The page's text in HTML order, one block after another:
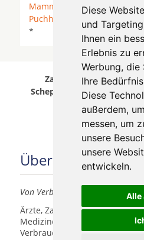
Diese
und
Ihnen ein
Erlebnis zu
Werbung, die
Ihre
Diese
außerdem,
messen, um
unsere
unsere
entwickeln.
Alle
Mammendorf*
Puchheim
* Roggenstein *
*
Zahnärzte für
Scheppach wurde am 08
Über uns
Von Verbrauchern für
Ärzte, Zahnärzte, Akustiker
Medizindienstleister haben
Verbrauchern vorzustellen.